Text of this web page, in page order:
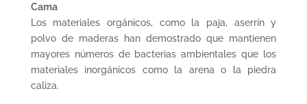
Cama
Los materiales orgánicos, como la paja, aserrín y
polvo de maderas han demostrado que mantienen
mayores números de bacterias ambientales que los
materiales inorgánicos como la arena o la piedra
caliza.